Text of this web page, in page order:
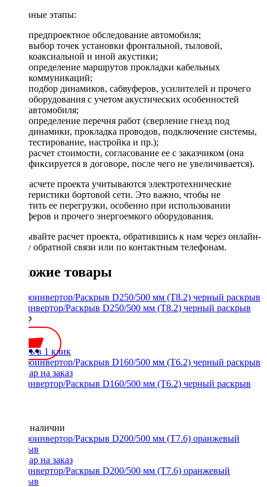
Основные этапы:
предпроектное обследование автомобиля;
выбор точек установки фронтальной, тыловой,
коаксиальной и иной акустики;
определение маршрутов прокладки кабельных
коммуникаций;
подбор динамиков, сабвуферов, усилителей и прочего
оборудования с учетом акустических особенностей
автомобиля;
определение перечня работ (сверление гнезд под
динамики, прокладка проводов, подключение системы,
тестирование, настройка и пр.);
расчет стоимости, согласование ее с заказчиком (она
фиксируется в договоре, после чего не увеличивается).
При расчете проекта учитываются электротехнические
характеристики бортовой сети. Это важно, чтобы не
допустить ее перегрузки, особенно при использовании
сабвуферов и прочего энергоемкого оборудования.
Заказывайте расчет проекта, обратившись к нам через онлайн-
форму обратной связи или по контактным телефонам.
Похожие товары
Фазоинвертор/Раскрыв D250/500 мм (Т8.2) черный раскрыв
2200 ₽
Купить в 1 клик
Фазоинвертор/Раскрыв D160/500 мм (Т6.2) черный раскрыв
Нет в наличии
Фазоинвертор/Раскрыв D200/500 мм (Т7.6) оранжевый
раскрыв